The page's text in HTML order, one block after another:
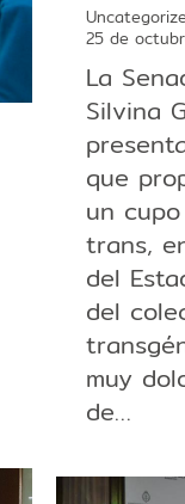
25 de
La
Silvina
que
un
trans,
del
del
muy
de…